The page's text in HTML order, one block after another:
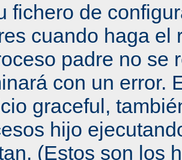
fichero de
cuando haga el
padre no se
con un error.
graceful,
hijo
(Estos son los